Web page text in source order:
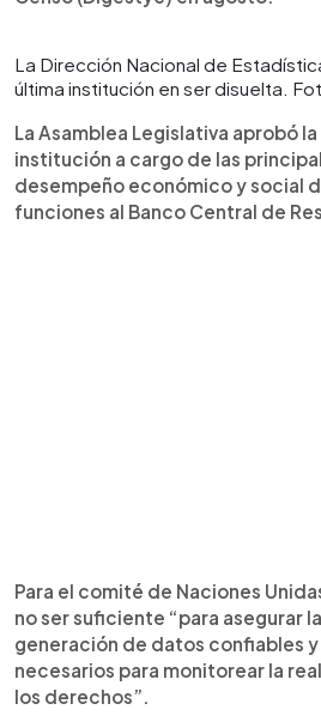
La Dirección Nacional de
última institución en ser disuelta.
La Asamblea Legislativa aprobó
institución a cargo de las
desempeño económico y social
funciones al Banco Central de
Para el comité de Naciones
no ser suficiente “para asegurar
generación de datos confiables
necesarios para monitorear la
los derechos”.